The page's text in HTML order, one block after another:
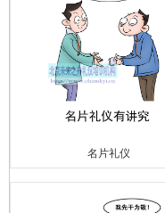
名片礼仪